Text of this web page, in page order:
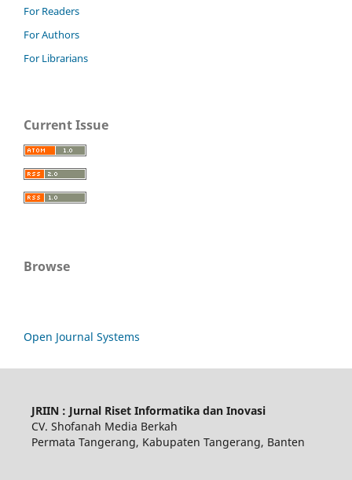
For Readers
For Authors
For Librarians
Current Issue
Browse
Open Journal Systems
JRIIN : Jurnal Riset Informatika dan Inovasi
CV. Shofanah Media Berkah
Permata Tangerang, Kabupaten Tangerang, Banten